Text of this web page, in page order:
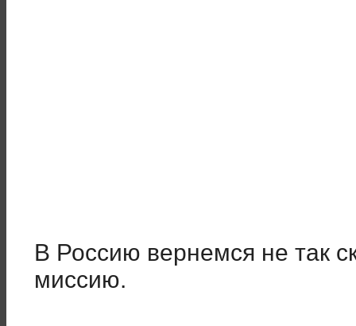
В Россию вернемся не так
миссию.